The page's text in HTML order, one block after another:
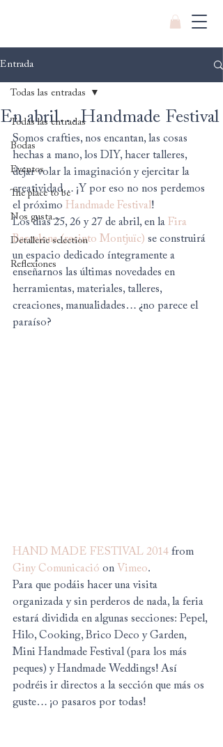
Entrada
Todas las entradas
Bodas
Eventos
The place to be
Nos gusta...
Detallerie selection
Reflexiones
Todas las entradas
En abril… Handmade Festival
Somos crafties, nos encantan, las cosas
hechas a mano, los DIY, hacer talleres,
dejar volar la imaginación y ejercitar la
creatividad… ¡Y por eso no nos perdemos
el próximo Handmade Festival!
Los días 25, 26 y 27 de abril, en la Fira
Barcelona (recinto Montjuïc) se construirá
un espacio dedicado íntegramente a
enseñarnos las últimas novedades en
herramientas, materiales, talleres,
creaciones, manualidades… ¿no parece el
paraíso?
HAND MADE FESTIVAL 2014 from
Giny Comunicació on Vimeo.
Para que podáis hacer una visita
organizada y sin perderos de nada, la feria
estará dividida en algunas secciones: Pepel,
Hilo, Cooking, Brico Deco y Garden,
Mini Handmade Festival (para los más
peques) y Handmade Weddings! Así
podréis ir directos a la sección que más os
guste… ¡o pasaros por todas!